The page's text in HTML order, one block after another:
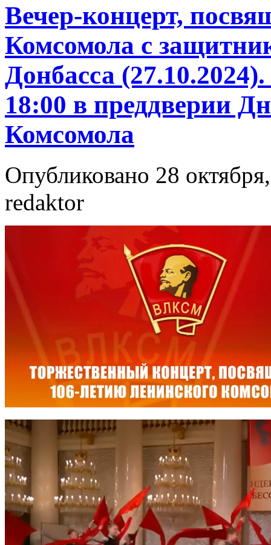
Вечер-концерт,
Комсомола с
Донбасса
18:00 в преддверии
Комсомола
Опубликовано 28
redaktor